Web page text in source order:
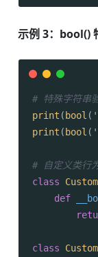
示例 3：bool()
# 特殊字符串
print ( bool (
print ( bool (
# 自定义类行
class
def
class